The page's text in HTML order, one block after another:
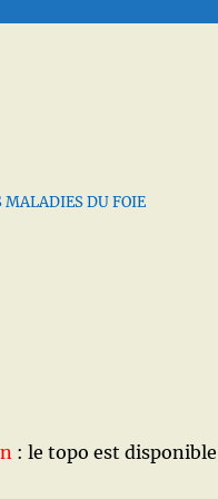
MALADIES DU FOIE
: le topo est